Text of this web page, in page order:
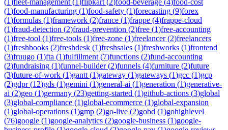
(1)food-manufacturing (1)food-safety (1)forecasting (9)forex
(1)formulas (1)framework (2)france (1)frappe (4)frappe-cloud
(1)fraud-detection (2)fraud-prevention (2)free (1)free-accounting
(1)free-tool (1)free-tools (1)free-zone (1)freelancer(2)freelancers
(1)freshbooks (2)freshdesk (1)freshsales (1)freshworks (1)frontend
(3)fruugo (1)fta (1)fulfillment (7)functions (2)fund-accounting
(2)fundraising (1)funnel-builder(2)funnels (4)furniture (2)future
(3)future-of-work (1)gantt (1)gateway (1)gateways (1)gcc (1)gcp
(2)gdpr(12)gds (1)gemini (1)general-ai (1)generation (1)generative-
ai (2)geo (1)germany (23)getting-started (1)github-actions (3)global
(3)global-compliance (1)global-ecommerce (1)global-expansion
(1)global-operations (1)gmp (2)go-live (2)gobd (1)gohighlevel
(76)google (1)google-analytics (2)google-business (1)google-